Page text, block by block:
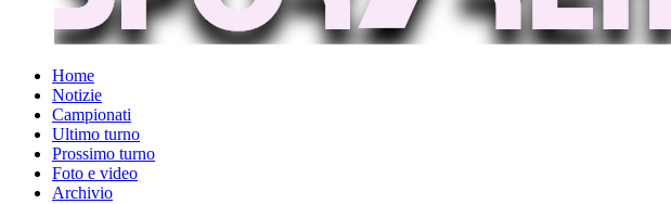
Home
Notizie
Campionati
Ultimo turno
Prossimo turno
Foto e video
Archivio